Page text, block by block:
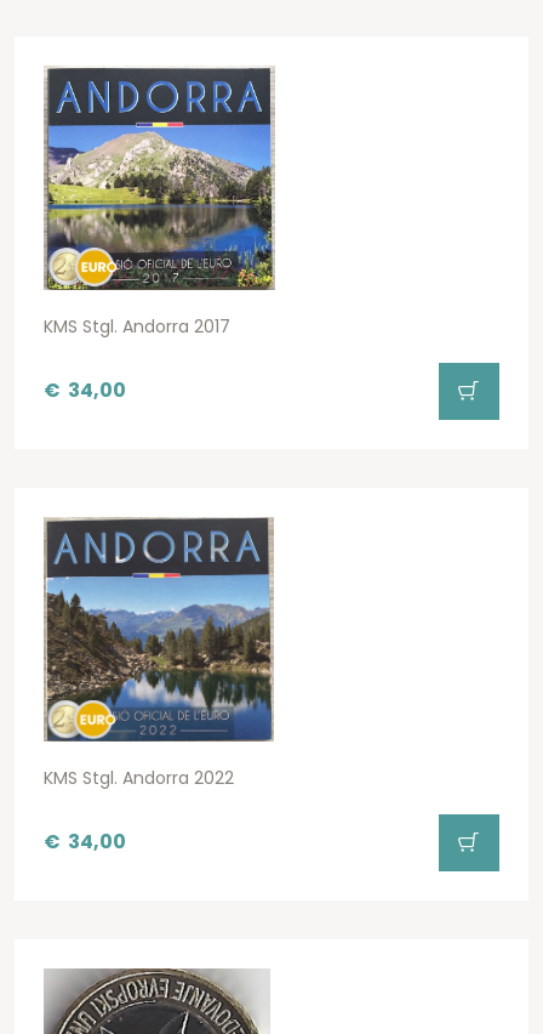
KMS Stgl. Andorra 2017
€ 34,00
KMS Stgl. Andorra 2022
€ 34,00